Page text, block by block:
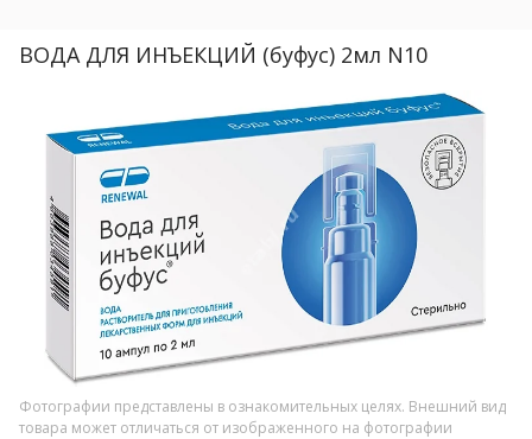
ВОДА ДЛЯ ИНЪЕКЦИЙ (буфус) 2мл N10
Фотографии представлены в ознакомительных целях. Внешний вид
товара может отличаться от изображенного на фотографии